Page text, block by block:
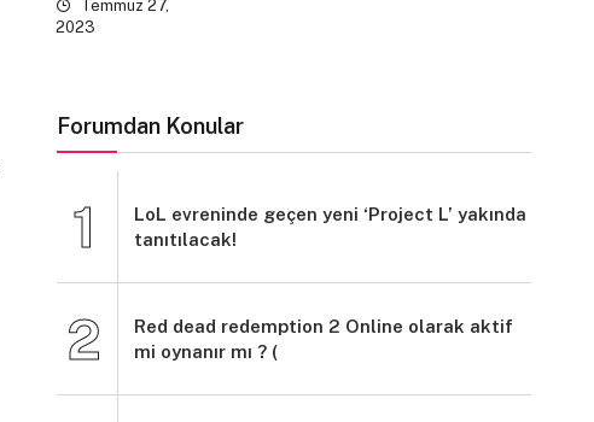
hale getirdi!
Temmuz 27,
2023
Forumdan Konular
LoL evreninde geçen yeni ‘Project L’ yakında
tanıtılacak!
Red dead redemption 2 Online olarak aktif
mi oynanır mı ? (